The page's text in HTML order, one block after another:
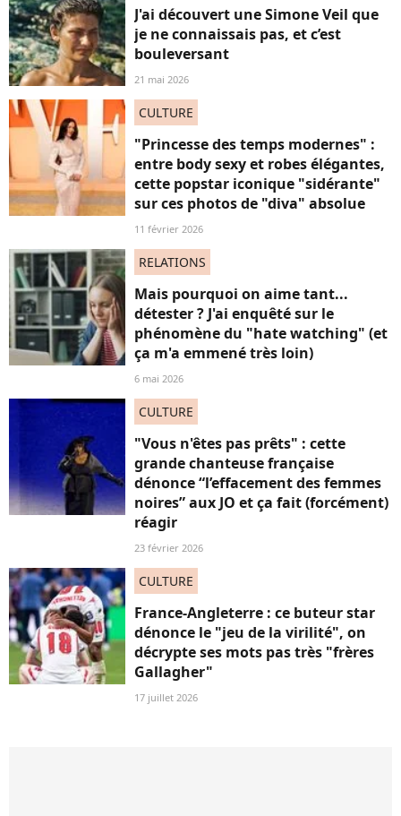
J'ai découvert une Simone Veil que
je ne connaissais pas, et c’est
bouleversant
21 mai 2026
CULTURE
"Princesse des temps modernes" :
entre body sexy et robes élégantes,
cette popstar iconique "sidérante"
sur ces photos de "diva" absolue
11 février 2026
RELATIONS
Mais pourquoi on aime tant...
détester ? J'ai enquêté sur le
phénomène du "hate watching" (et
ça m'a emmené très loin)
6 mai 2026
CULTURE
"Vous n'êtes pas prêts" : cette
grande chanteuse française
dénonce “l’effacement des femmes
noires” aux JO et ça fait (forcément)
réagir
23 février 2026
CULTURE
France-Angleterre : ce buteur star
dénonce le "jeu de la virilité", on
décrypte ses mots pas très "frères
Gallagher"
17 juillet 2026